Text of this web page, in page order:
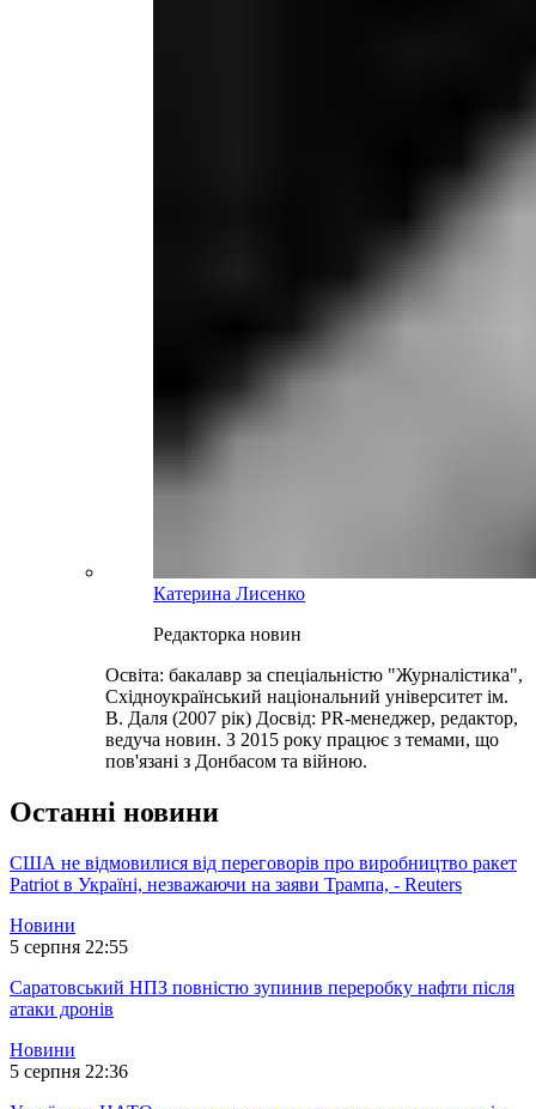
Катерина Лисенко
Редакторка новин
Освіта: бакалавр за спеціальністю "Журналістика",
Східноукраїнський національний університет ім.
В. Даля (2007 рік) Досвід: PR-менеджер, редактор,
ведуча новин. З 2015 року працює з темами, що
пов'язані з Донбасом та війною.
Останні новини
США не відмовилися від переговорів про виробництво ракет
Patriot в Україні, незважаючи на заяви Трампа, - Reuters
Новини
5 серпня 22:55
Саратовський НПЗ повністю зупинив переробку нафти після
атаки дронів
Новини
5 серпня 22:36